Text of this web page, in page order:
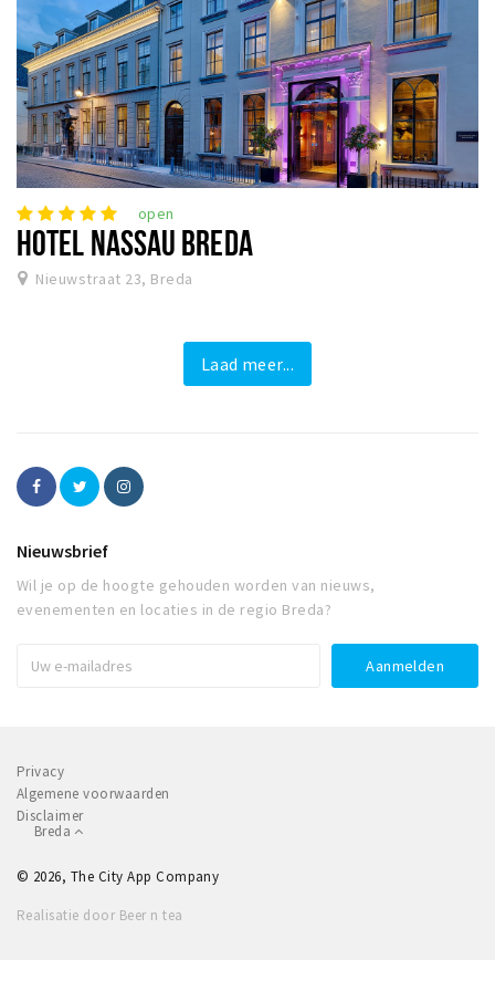
open
HOTEL NASSAU BREDA
Nieuwstraat 23, Breda
Laad meer...
Nieuwsbrief
Wil je op de hoogte gehouden worden van nieuws,
evenementen en locaties in de regio Breda?
Privacy
Algemene voorwaarden
Disclaimer
Breda
© 2026, The City App Company
Realisatie door Beer n tea